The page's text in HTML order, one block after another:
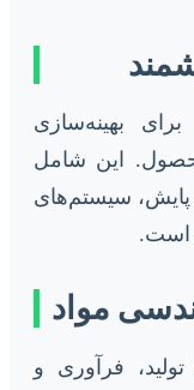
بهینه‌سازی
این شامل
پایش، سیستم‌های
است.
فرآوری و